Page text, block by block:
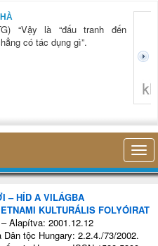
tiên
thở
nhỏ
– HÍD A VILÁGBA
KULTURÁLIS FOLYÓIRAT
Alapítva: 2001.12.12
tộc Hungary: 2.2.4./73/2002.